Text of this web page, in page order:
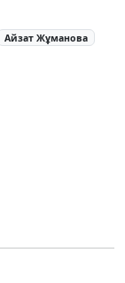
Айзат Жұманова